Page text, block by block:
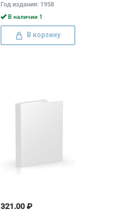
преобразования
Лапласа Густав Деч
Год издания: 1958
В наличии 1
В корзину
321.00 ₽